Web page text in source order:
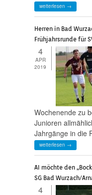
weiterlesen →
Herren in Bad
Frühjahrsrunde für
4
APR
2019
Wochenende zu
Junioren
Jahrgänge in die
weiterlesen →
AI möchte den
SG Bad Wurzach/
4